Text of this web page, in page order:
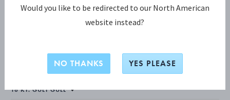
MERCY ring, liten
Would you like to be redirected to our North American
website instead?
NO THANKS YES PLEASE